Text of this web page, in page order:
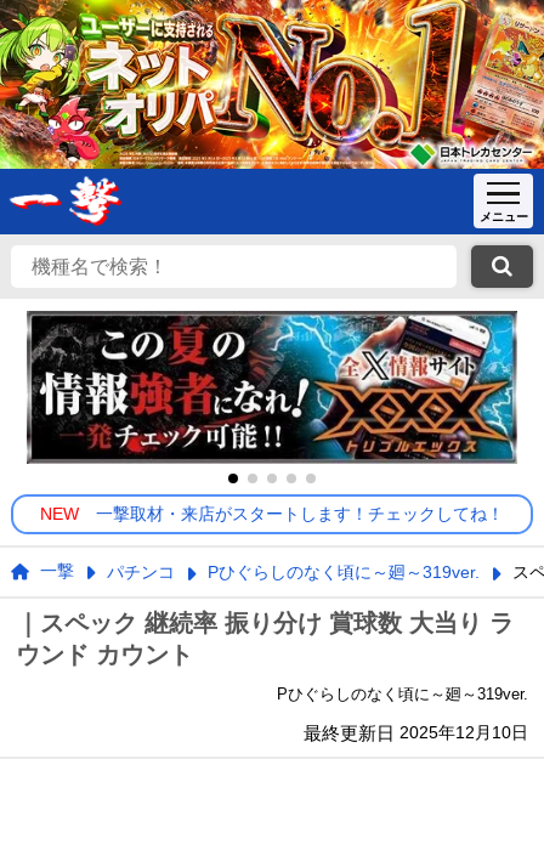
NEW 一撃取材・来店がスタートします！チェックしてね！
一撃 パチンコ Pひぐらしのなく頃に～廻～319ver. ス
｜スペック 継続率 振り分け 賞球数 大当り ラ
ウンド カウント
Pひぐらしのなく頃に～廻～319ver.
最終更新日 2025年12月10日